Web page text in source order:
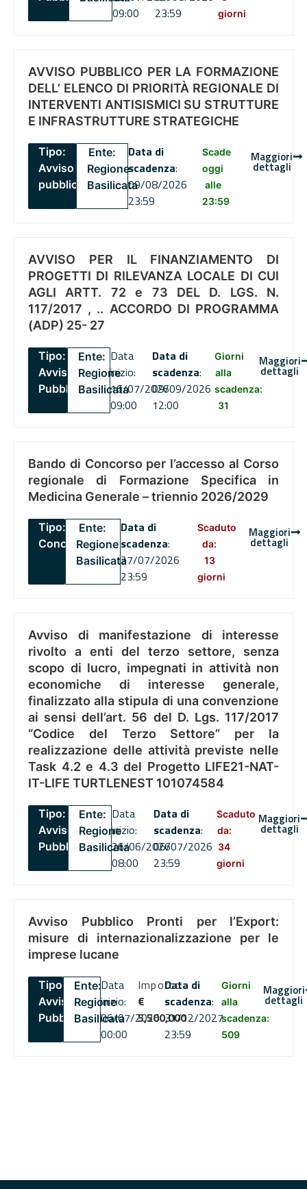
09:00
23:59
giorni
AVVISO PUBBLICO PER LA FORMAZIONE
DELL’ ELENCO DI PRIORITÀ REGIONALE DI
INTERVENTI ANTISISMICI SU STRUTTURE
E INFRASTRUTTURE STRATEGICHE
Tipo:
Avviso
pubblico
Ente:
Regione
Basilicata
Data di
scadenza:
09/08/2026
23:59
Scade
oggi
alle
23:59
Maggiori
dettagli
AVVISO PER IL FINANZIAMENTO DI
PROGETTI DI RILEVANZA LOCALE DI CUI
AGLI ARTT. 72 e 73 DEL D. LGS. N.
117/2017 , .. ACCORDO DI PROGRAMMA
(ADP) 25- 27
Tipo:
Avviso
Pubblico
Ente:
Regione
Basilicata
Data
inizio:
16/07/2026
09:00
Data di
scadenza:
09/09/2026
12:00
Giorni
alla
scadenza:
31
Maggiori
dettagli
Bando di Concorso per l’accesso al Corso
regionale di Formazione Specifica in
Medicina Generale – triennio 2026/2029
Tipo:
Concorsi
Ente:
Regione
Basilicata
Data di
scadenza:
27/07/2026
23:59
Scaduto
da:
13
giorni
Maggiori
dettagli
Avviso di manifestazione di interesse
rivolto a enti del terzo settore, senza
scopo di lucro, impegnati in attività non
economiche di interesse generale,
finalizzato alla stipula di una convenzione
ai sensi dell’art. 56 del D. Lgs. 117/2017
“Codice del Terzo Settore” per la
realizzazione delle attività previste nelle
Task 4.2 e 4.3 del Progetto LIFE21-NAT-
IT-LIFE TURTLENEST 101074584
Tipo:
Avviso
Pubblico
Ente:
Regione
Basilicata
Data
inizio:
26/06/2026
08:00
Data di
scadenza:
06/07/2026
23:59
Scaduto
da:
34
giorni
Maggiori
dettagli
Avviso Pubblico Pronti per l’Export:
misure di internazionalizzazione per le
imprese lucane
Tipo:
Avviso
Pubblico
Ente:
Regione
Basilicata
Data
inizio:
06/07/2026
00:00
Importo
€
5,500,000
Data di
scadenza:
31/12/2027
23:59
Giorni
alla
scadenza:
509
Maggiori
dettagli